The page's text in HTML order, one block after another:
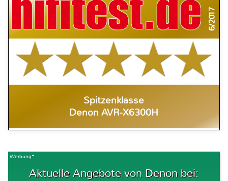
6/2017
Spitzenklasse
Denon AVR-X6300H
Werbung*
Aktuelle Angebote von Denon bei: